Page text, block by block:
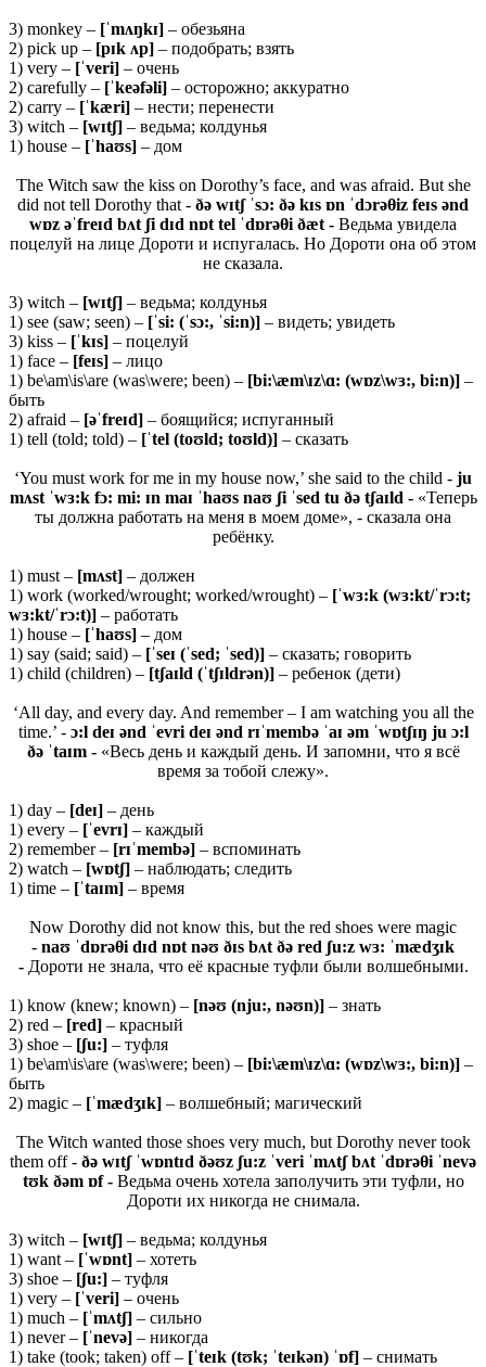
3) monkey – [ˈmʌŋkɪ] – обезьяна
2) pick up – [pɪk ʌp] – подобрать; взять
1) very – [ˈveri] – очень
2) carefully – [ˈkeəfəli] – осторожно; аккуратно
2) carry – [ˈkæri] – нести; перенести
3) witch – [wɪtʃ] – ведьма; колдунья
1) house – [ˈhaʊs] – дом
The Witch saw the kiss on Dorothy’s face, and was afraid. But she
did not tell Dorothy that - ðə wɪtʃ ˈsɔ: ðə kɪs ɒn ˈdɔrəθiz feɪs ənd
wɒz əˈfreɪd bʌt ʃi dɪd nɒt tel ˈdɒrəθi ðæt - Ведьма увидела
поцелуй на лице Дороти и испугалась. Но Дороти она об этом
не сказала.
3) witch – [wɪtʃ] – ведьма; колдунья
1) see (saw; seen) – [ˈsi: (ˈsɔ:, ˈsi:n)] – видеть; увидеть
3) kiss – [ˈkɪs] – поцелуй
1) face – [feɪs] – лицо
1) be\am\is\are (was\were; been) – [bi:\æm\ɪz\ɑ: (wɒz\wɜ:, bi:n)] –
быть
2) afraid – [əˈfreɪd] – боящийся; испуганный
1) tell (told; told) – [ˈtel (toʊld; toʊld)] – сказать
‘You must work for me in my house now,’ she said to the child - ju
mʌst ˈwɜ:k fɔ: mi: ɪn maɪ ˈhaʊs naʊ ʃi ˈsed tu ðə tʃaɪld - «Теперь
ты должна работать на меня в моем доме», - сказала она
ребёнку.
1) must – [mʌst] – должен
1) work (worked/wrought; worked/wrought) – [ˈwɜ:k (wɜ:kt/ˈrɔ:t;
wɜ:kt/ˈrɔ:t)] – работать
1) house – [ˈhaʊs] – дом
1) say (said; said) – [ˈseɪ (ˈsed; ˈsed)] – сказать; говорить
1) child (children) – [tʃaɪld (ˈtʃɪldrən)] – ребенок (дети)
‘All day, and every day. And remember – I am watching you all the
time.’ - ɔ:l deɪ ənd ˈevri deɪ ənd rɪˈmembə ˈaɪ əm ˈwɒtʃɪŋ ju ɔ:l
ðə ˈtaɪm - «Весь день и каждый день. И запомни, что я всё
время за тобой слежу».
1) day – [deɪ] – день
1) every – [ˈevrɪ] – каждый
2) remember – [rɪˈmembə] – вспоминать
2) watch – [wɒtʃ] – наблюдать; следить
1) time – [ˈtaɪm] – время
Now Dorothy did not know this, but the red shoes were magic
- naʊ ˈdɒrəθi dɪd nɒt nəʊ ðɪs bʌt ðə red ʃu:z wɜ: ˈmædʒɪk
- Дороти не знала, что её красные туфли были волшебными.
1) know (knew; known) – [nəʊ (nju:, nəʊn)] – знать
2) red – [red] – красный
3) shoe – [ʃu:] – туфля
1) be\am\is\are (was\were; been) – [bi:\æm\ɪz\ɑ: (wɒz\wɜ:, bi:n)] –
быть
2) magic – [ˈmædʒɪk] – волшебный; магический
The Witch wanted those shoes very much, but Dorothy never took
them off - ðə wɪtʃ ˈwɒntɪd ðəʊz ʃu:z ˈveri ˈmʌtʃ bʌt ˈdɒrəθi ˈnevə
tʊk ðəm ɒf - Ведьма очень хотела заполучить эти туфли, но
Дороти их никогда не снимала.
3) witch – [wɪtʃ] – ведьма; колдунья
1) want – [ˈwɒnt] – хотеть
3) shoe – [ʃu:] – туфля
1) very – [ˈveri] – очень
1) much – [ˈmʌtʃ] – сильно
1) never – [ˈnevə] – никогда
1) take (took; taken) off – [ˈteɪk (tʊk; ˈteɪkən) ˈɒf] – снимать